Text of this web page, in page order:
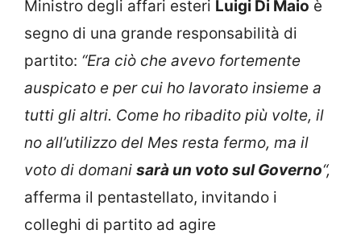
Ministro degli affari esteri Luigi Di Maio è
segno di una grande responsabilità di
partito: “Era ciò che avevo fortemente
auspicato e per cui ho lavorato insieme a
tutti gli altri. Come ho ribadito più volte, il
no all’utilizzo del Mes resta fermo, ma il
voto di domani sarà un voto sul Governo“,
afferma il pentastellato, invitando i
colleghi di partito ad agire